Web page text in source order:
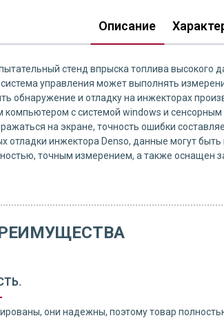
Описание
стенд впрыска топлива
управления может выполнять
обнаружение и отладку на инжекторах
с системой windows и
на экране, точность ошибки
отладки инжектора Denso, данные могут
точным измерением, а также оснащен
они надежны, поэтому товар